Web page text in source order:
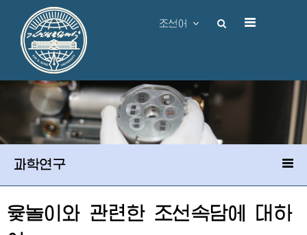
조선어
과학연구
윷놀이와 관련한 조선속담에 대하